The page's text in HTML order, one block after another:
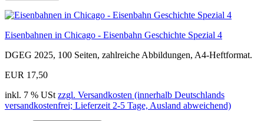
Eisenbahnen in Chicago - Eisenbahn Geschichte Spezial 4
DGEG 2025, 100 Seiten, zahlreiche Abbildungen, A4-Heftformat.
EUR 17,50
inkl. 7 % USt zzgl. Versandkosten (innerhalb Deutschlands
versandkostenfrei; Lieferzeit 2-5 Tage, Ausland abweichend)